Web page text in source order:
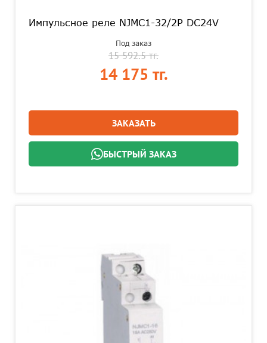
Импульсное реле NJMC1-32/2P DC24V
Под заказ
15 592.5 тг.
14 175 тг.
ЗАКАЗАТЬ
БЫСТРЫЙ ЗАКАЗ